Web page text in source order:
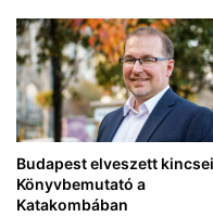
m
m
i
n
d
e
n
e
r
o
g
s
á
g
b
ó
Budapest elveszett
Könyvbemutató a
Katakombában